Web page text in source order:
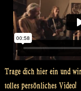
Trage dich hier ein und
tolles persönliches Video!